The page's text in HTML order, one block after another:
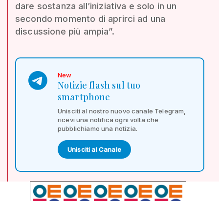
dare sostanza all’iniziativa e solo in un
secondo momento di aprirci ad una
discussione più ampia”.
New
Notizie flash sul tuo
smartphone
Unisciti al nostro nuovo canale Telegram,
ricevi una notifica ogni volta che
pubblichiamo una notizia.
Unisciti al Canale